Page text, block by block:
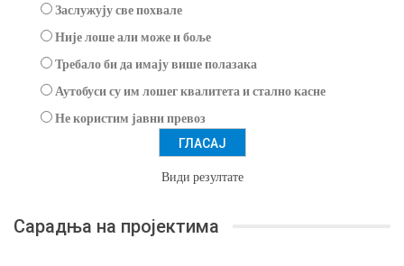
Заслужују све похвале
Није лоше али може и боље
Требало би да имају више полазака
Аутобуси су им лошег квалитета и стално касне
Не користим јавни превоз
Види резултате
Сарадња на пројектима